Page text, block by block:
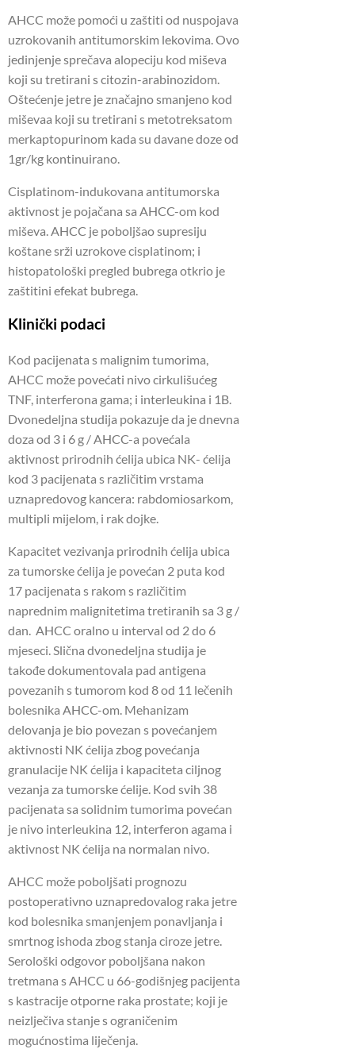
AHCC može pomoći u zaštiti od nuspojava
uzrokovanih antitumorskim lekovima. Ovo
jedinjenje sprečava alopeciju kod miševa
koji su tretirani s citozin-arabinozidom.
Oštećenje jetre je značajno smanjeno kod
miševaa koji su tretirani s metotreksatom
merkaptopurinom kada su davane doze od
1gr/kg kontinuirano.
Cisplatinom-indukovana antitumorska
aktivnost je pojačana sa AHCC-om kod
miševa. AHCC je poboljšao supresiju
koštane srži uzrokove cisplatinom; i
histopatološki pregled bubrega otkrio je
zaštitini efekat bubrega.
Klinički podaci
Kod pacijenata s malignim tumorima,
AHCC može povećati nivo cirkulišućeg
TNF, interferona gama; i interleukina i 1B.
Dvonedeljna studija pokazuje da je dnevna
doza od 3 i 6 g / AHCC-a povećala
aktivnost prirodnih ćelija ubica NK- ćelija
kod 3 pacijenata s različitim vrstama
uznapredovog kancera: rabdomiosarkom,
multipli mijelom, i rak dojke.
Kapacitet vezivanja prirodnih ćelija ubica
za tumorske ćelija je povećan 2 puta kod
17 pacijenata s rakom s različitim
naprednim malignitetima tretiranih sa 3 g /
dan. AHCC oralno u interval od 2 do 6
mjeseci. Slična dvonedeljna studija je
takođe dokumentovala pad antigena
povezanih s tumorom kod 8 od 11 lečenih
bolesnika AHCC-om. Mehanizam
delovanja je bio povezan s povećanjem
aktivnosti NK ćelija zbog povećanja
granulacije NK ćelija i kapaciteta ciljnog
vezanja za tumorske ćelije. Kod svih 38
pacijenata sa solidnim tumorima povećan
je nivo interleukina 12, interferon agama i
aktivnost NK ćelija na normalan nivo.
AHCC može poboljšati prognozu
postoperativno uznapredovalog raka jetre
kod bolesnika smanjenjem ponavljanja i
smrtnog ishoda zbog stanja ciroze jetre.
Serološki odgovor poboljšana nakon
tretmana s AHCC u 66-godišnjeg pacijenta
s kastracije otporne raka prostate; koji je
neizlječiva stanje s ograničenim
mogućnostima liječenja.